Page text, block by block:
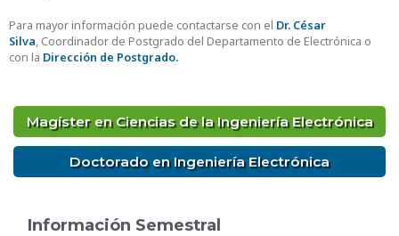
Para mayor información puede contactarse con el Dr. César
Silva, Coordinador de Postgrado del Departamento de Electrónica o
con la Dirección de Postgrado.
Magíster en Ciencias de la Ingeniería Electrónica
Doctorado en Ingeniería Electrónica
Información Semestral